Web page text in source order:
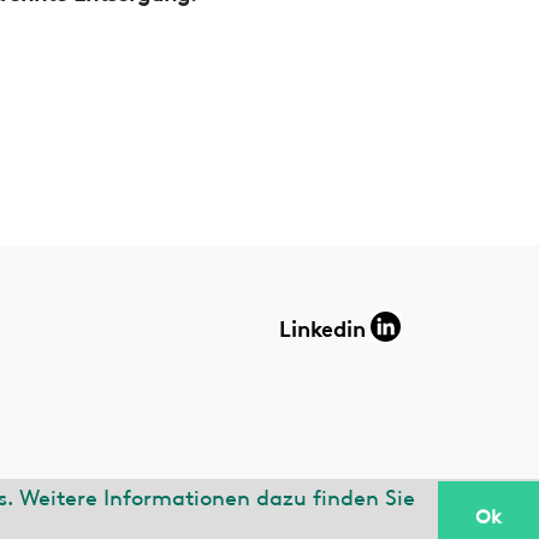
Weitere Informationen dazu finden Sie
Ok
Linkedin